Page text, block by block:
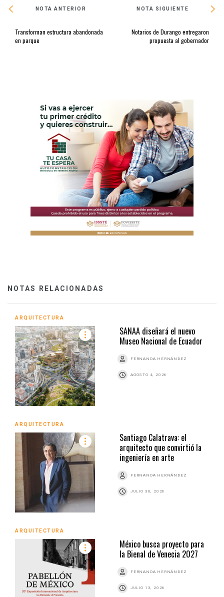
NOTA ANTERIOR
Transforman estructura abandonada
en parque
NOTA SIGUIENTE
Notarios de Durango entregaron
propuesta al gobernador
NOTAS RELACIONADAS
ARQUITECTURA
SANAA diseñará el nuevo
Museo Nacional de Ecuador
FERNANDA HERNÁNDEZ
AGOSTO 4, 2026
ARQUITECTURA
Santiago Calatrava: el
arquitecto que convirtió la
ingeniería en arte
FERNANDA HERNÁNDEZ
JULIO 30, 2026
ARQUITECTURA
México busca proyecto para
la Bienal de Venecia 2027
FERNANDA HERNÁNDEZ
JULIO 13, 2026